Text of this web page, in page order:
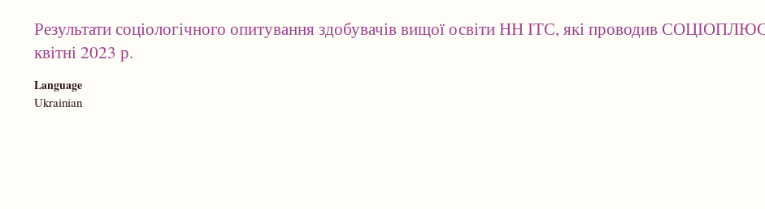
Результати соціологічного опитування здобувачів вищої освіти НН ІТС, які проводив
квітні 2023 р.
Language
Ukrainian